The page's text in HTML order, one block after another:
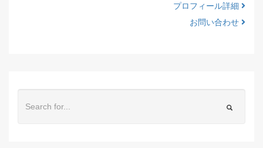
プロフィール詳細
お問い合わせ